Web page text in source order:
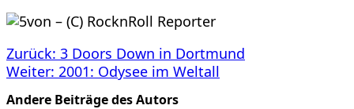
Beitragsnavigation
Zurück: 3 Doors Down in Dortmund
Weiter: 2001: Odysee im Weltall
Andere Beiträge des Autors